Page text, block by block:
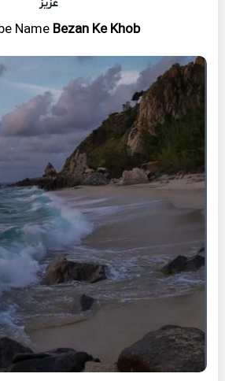
عزیز
Name Bezan Ke Khob